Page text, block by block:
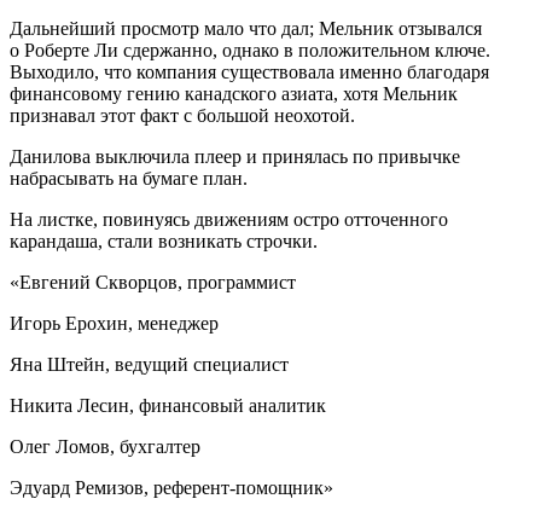
Дальнейший просмотр мало что дал; Мельник отзывался
о Роберте Ли сдержанно, однако в положительном ключе.
Выходило, что компания существовала именно благодаря
финансовому гению канадского азиата, хотя Мельник
признавал этот факт с большой неохотой.
Данилова выключила плеер и принялась по привычке
набрасывать на бумаге план.
На листке, повинуясь движениям остро отточенного
карандаша, стали возникать строчки.
«Евгений Скворцов, программист
Игорь Ерохин, менеджер
Яна Штейн, ведущий специалист
Никита Лесин, финансовый аналитик
Олег Ломов, бухгалтер
Эдуард Ремизов, референт-помощник»